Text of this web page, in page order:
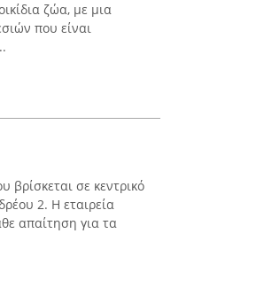
ζώα, με μια
που είναι
σε κεντρικό
2. Η εταιρεία
απαίτηση για τα